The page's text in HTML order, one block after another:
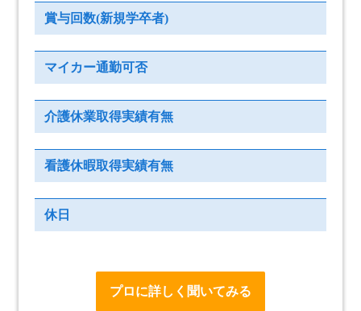
賞与回数(新規学卒者)
マイカー通勤可否
介護休業取得実績有無
看護休暇取得実績有無
休日
プロに詳しく聞いてみる